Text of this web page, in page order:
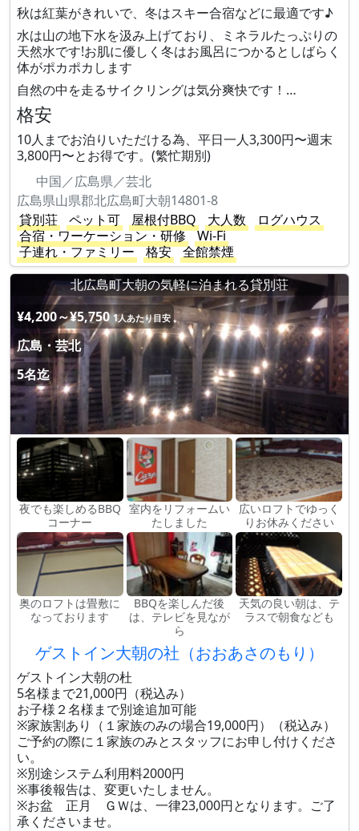
秋は紅葉がきれいで、冬はスキー合宿などに最適です♪
水は山の地下水を汲み上げており、ミネラルたっぷりの
天然水です!お肌に優しく冬はお風呂につかるとしばらく
体がポカポカします
自然の中を走るサイクリングは気分爽快です！…
格安
10人までお泊りいただける為、平日一人3,300円〜週末
3,800円〜とお得です。(繁忙期別)
中国／広島県／芸北
広島県山県郡北広島町大朝14801-8
貸別荘
ペット可 屋根付BBQ 大人数
ログハウス
合宿・ワーケーション・研修
Wi-Fi
子連れ・ファミリー
格安
全館禁煙
北広島町大朝の気軽に泊まれる貸別荘
¥4,200～¥5,750 1人あたり目安
広島・芸北
5名迄
夜でも楽しめるBBQ
コーナー
室内をリフォームい
たしました
広いロフトでゆっく
りお休みください
奥のロフトは畳敷に
なっております
BBQを楽しんだ後
は、テレビを見なが
ら
天気の良い朝は、テ
ラスで朝食なども
ゲストイン大朝の社（おおあさのもり）
ゲストイン大朝の杜
5名様まで21,000円（税込み）
お子様２名様まで別途追加可能
※家族割あり（１家族のみの場合19,000円）（税込み）
ご予約の際に１家族のみとスタッフにお申し付けくださ
い。
※別途システム利用料2000円
※事後報告は、変更いたしません。
※お盆 正月 ＧＷは、一律23,000円となります。ご了
承くださいませ。